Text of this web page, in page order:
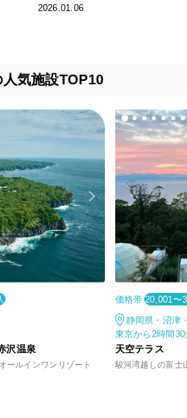
2026.01.06
気施設TOP10
沢温泉
ールインワンリゾート
価格帯 20,001〜
静岡県・沼津
東京から2時間
天空テラス